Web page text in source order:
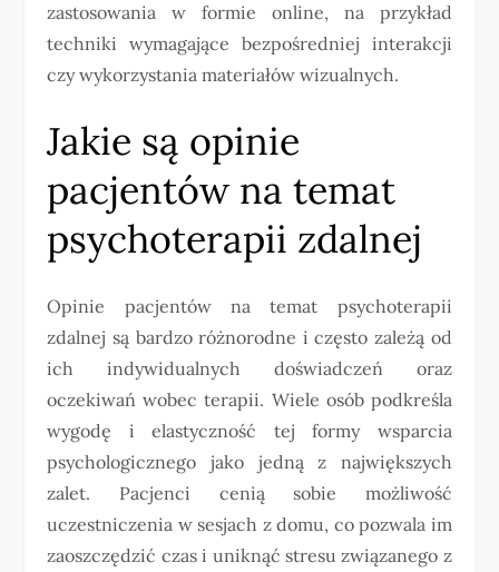
zastosowania w formie online, na przykład
techniki wymagające bezpośredniej interakcji
czy wykorzystania materiałów wizualnych.
Jakie są opinie
pacjentów na temat
psychoterapii zdalnej
Opinie pacjentów na temat psychoterapii
zdalnej są bardzo różnorodne i często zależą od
ich indywidualnych doświadczeń oraz
oczekiwań wobec terapii. Wiele osób podkreśla
wygodę i elastyczność tej formy wsparcia
psychologicznego jako jedną z największych
zalet. Pacjenci cenią sobie możliwość
uczestniczenia w sesjach z domu, co pozwala im
zaoszczędzić czas i uniknąć stresu związanego z